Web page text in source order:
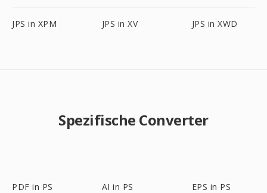
JPS in XPM JPS in XV JPS in XWD
Spezifische Converter
PDF in PS AI in PS EPS in PS